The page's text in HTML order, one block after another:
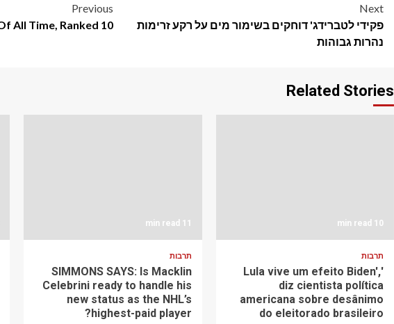
Post
navigation
Previous
10 Most Influential Sci-Fi Movies Of All Time, Ranked
Next
פקידי לטברידג' דוחקים בשימור מים על רקע זרימות
נהרות גבוהות
Related Stories
10 min read
תרבות
'Lula vive um efeito Biden',
diz cientista política
americana sobre desânimo
do eleitorado brasileiro
11 min read
תרבות
SIMMONS SAYS: Is Macklin
Celebrini ready to handle his
new status as the NHL’s
highest-paid player?